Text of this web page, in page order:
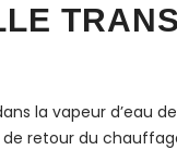
la vapeur d’eau
retour du